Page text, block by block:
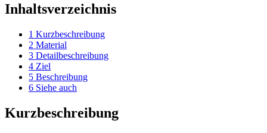
Inhaltsverzeichnis
1 Kurzbeschreibung
2 Material
3 Detailbeschreibung
4 Ziel
5 Beschreibung
6 Siehe auch
Kurzbeschreibung